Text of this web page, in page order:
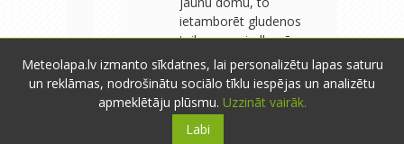
ietamborēt gludenos
teikumos, rindkopās.
Pielikt visus apmierinošu
un arī SEO pateicīgu
virsrakstu:) Un finālā iecept
šajā portālā jaunu un
svaigu rakstu :)
Meteolapa.lv izmanto sīkdatnes, lai personalizētu lapas saturu
un reklāmas, nodrošinātu sociālo tīklu iespējas un analizētu
apmeklētāju plūsmu. Uzzināt vairāk.
Labi